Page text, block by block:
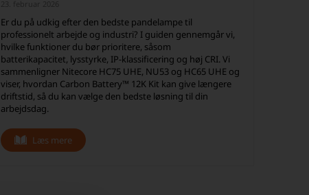
Er du på udkig efter den bedste pandelampe til
professionelt arbejde og industri? I guiden gennemgår vi,
hvilke funktioner du bør prioritere, såsom
batterikapacitet, lysstyrke, IP-klassificering og høj CRI. Vi
sammenligner Nitecore HC75 UHE, NU53 og HC65 UHE og
viser, hvordan Carbon Battery™ 12K Kit kan give længere
driftstid, så du kan vælge den bedste løsning til din
arbejdsdag.
Læs mere